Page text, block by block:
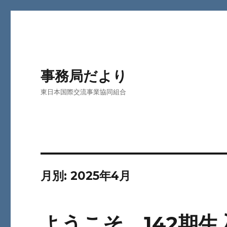
事務局だより
東日本国際交流事業協同組合
月別: 2025年4月